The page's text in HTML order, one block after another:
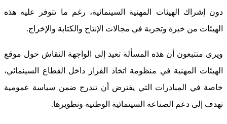
دون إشراك الهيئات المهنية السينمائية، رغم ما تتوفر عليه هذه
الهيئات من خبرة وتجربة في مجالات الإنتاج والكتابة والإخراج.
ويرى متتبعون أن هذه المسألة تعيد إلى الواجهة النقاش حول موقع
الهيئات المهنية في منظومة اتخاذ القرار داخل القطاع السينمائي،
خاصة في المبادرات التي يفترض أن تندرج ضمن سياسة عمومية
تهدف إلى دعم الصناعة السينمائية الوطنية وتطويرها.